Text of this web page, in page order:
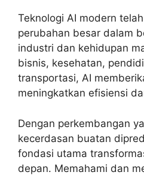
Teknologi AI modern
perubahan besar dalam
industri dan kehidupan
bisnis, kesehatan,
transportasi, AI
meningkatkan efisiensi
Dengan perkembangan
kecerdasan buatan
fondasi utama
depan. Memahami dan